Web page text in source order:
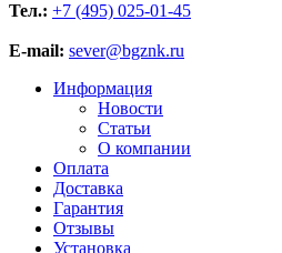
Тел.: +7 (495) 025-01-45
E-mail: sever@bgznk.ru
Информация
Новости
Статьи
О компании
Оплата
Доставка
Гарантия
Отзывы
Установка